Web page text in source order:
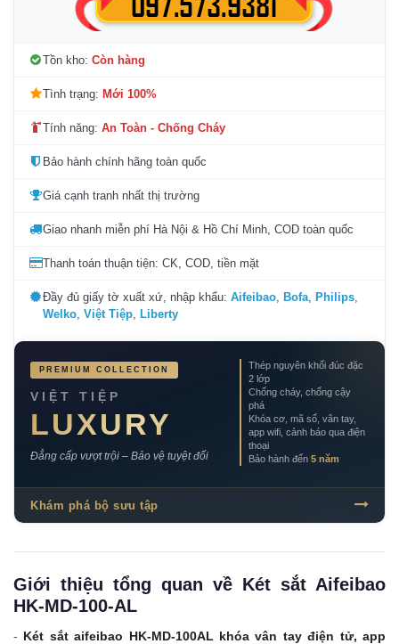
Tồn kho: Còn hàng
Tình trạng: Mới 100%
Tính năng: An Toàn - Chống Cháy
Bảo hành chính hãng toàn quốc
Giá cạnh tranh nhất thị trường
Giao nhanh miễn phí Hà Nội & Hồ Chí Minh, COD toàn quốc
Thanh toán thuận tiện: CK, COD, tiền mặt
Đầy đủ giấy tờ xuất xứ, nhập khẩu: Aifeibao Bofa Philips
Welko Việt Tiệp Liberty
PREMIUM COLLECTION
VIỆT TIỆP
LUXURY
Đẳng cấp vượt trội – Bảo vệ tuyệt đối
Thép nguyên khối đúc đặc
2 lớp
Chống cháy, chống cậy
phá
Khóa cơ, mã số, vân tay,
app wifi, cảnh báo qua điện
thoại
Bảo hành đến 5 năm
Khám phá bộ sưu tập
Giới thiệu tổng quan về Két sắt Aifeibao
HK-MD-100-AL
- Két sắt aifeibao HK-MD-100AL khóa vân tay điện tử, app